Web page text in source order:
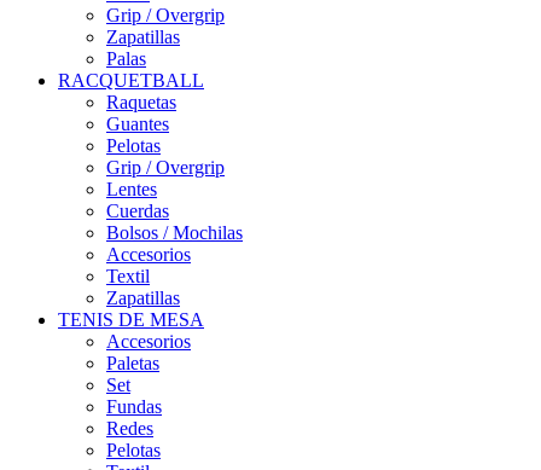
Grip / Overgrip
Zapatillas
Palas
RACQUETBALL
Raquetas
Guantes
Pelotas
Grip / Overgrip
Lentes
Cuerdas
Bolsos / Mochilas
Accesorios
Textil
Zapatillas
TENIS DE MESA
Accesorios
Paletas
Set
Fundas
Redes
Pelotas